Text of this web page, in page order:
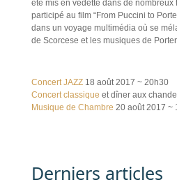
été mis en vedette dans de nombreux
participé au film “From Puccini to
dans un voyage multimédia où se
de Scorcese et les musiques de
Concert JAZZ18 août 2017 ~ 20h30
Concert classique et dîner aux
Musique de Chambre 20 août 2017 ~
Derniers articles